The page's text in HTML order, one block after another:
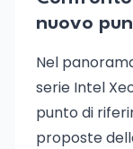
nuovo
Nel
serie Intel
punto di
proposte